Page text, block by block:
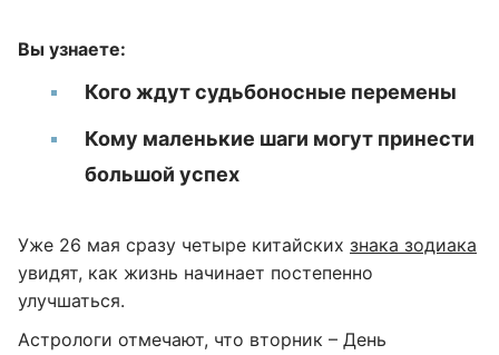
Вы узнаете:
Кого ждут судьбоносные перемены
Кому маленькие шаги могут принести
большой успех
Уже 26 мая сразу четыре китайских знака зодиака
увидят, как жизнь начинает постепенно
улучшаться.
Астрологи отмечают, что вторник – День